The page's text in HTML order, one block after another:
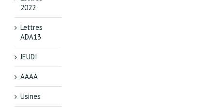
2022
Lettres
ADA13
JEUDI
AAAA
Usines